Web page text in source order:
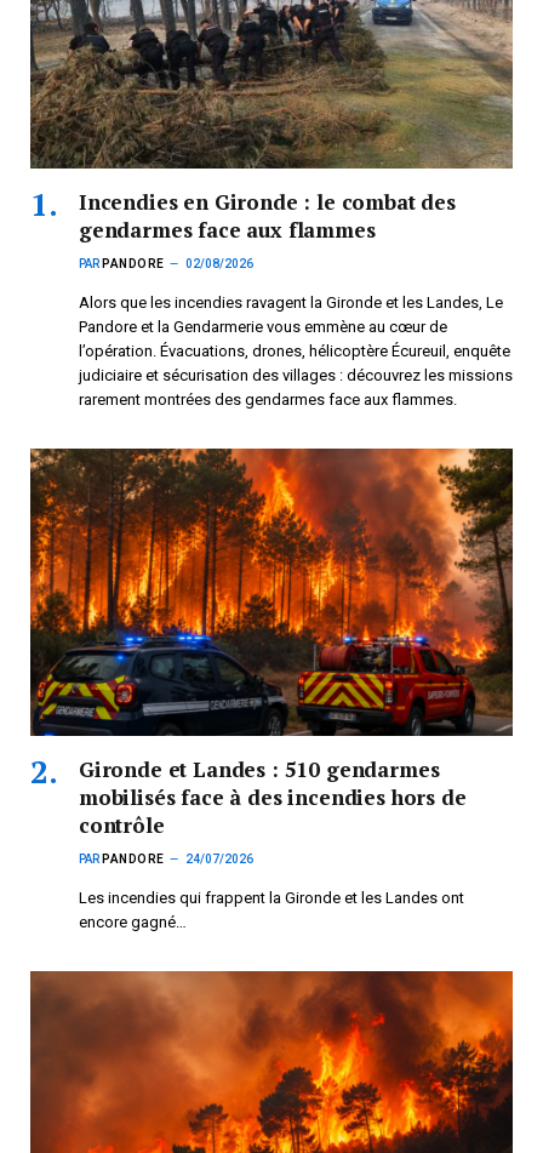
Incendies en Gironde : le combat des
gendarmes face aux flammes
PAR PANDORE 02/08/2026
Alors que les incendies ravagent la Gironde et les Landes, Le
Pandore et la Gendarmerie vous emmène au cœur de
l’opération. Évacuations, drones, hélicoptère Écureuil, enquête
judiciaire et sécurisation des villages : découvrez les missions
rarement montrées des gendarmes face aux flammes.
Gironde et Landes : 510 gendarmes
mobilisés face à des incendies hors de
contrôle
PAR PANDORE 24/07/2026
Les incendies qui frappent la Gironde et les Landes ont
encore gagné…